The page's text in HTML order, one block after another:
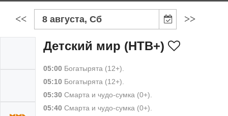
<< 8 августа, Сб >>
Детский мир (НТВ+)
05:00 Богатырята (12+).
05:10 Богатырята (12+).
05:30 Смарта и чудо-сумка (0+).
05:40 Смарта и чудо-сумка (0+).